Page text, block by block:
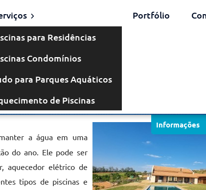
para Residências
Condomínios
para Parques Aquáticos
de Piscinas
Portfólio
Solicite um Orçamento
a água em uma
do ano. Ele pode ser
aquecedor elétrico de
tipos de piscinas e
Informações